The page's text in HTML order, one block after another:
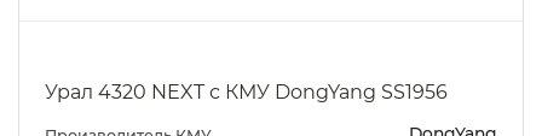
Урал 4320 NEXT с КМУ DongYang SS1956